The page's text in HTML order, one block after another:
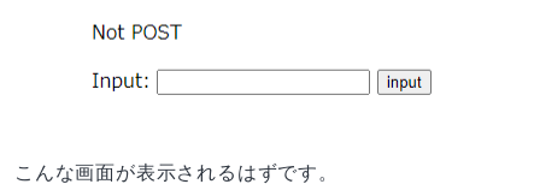
こんな画面が表示されるはずです。